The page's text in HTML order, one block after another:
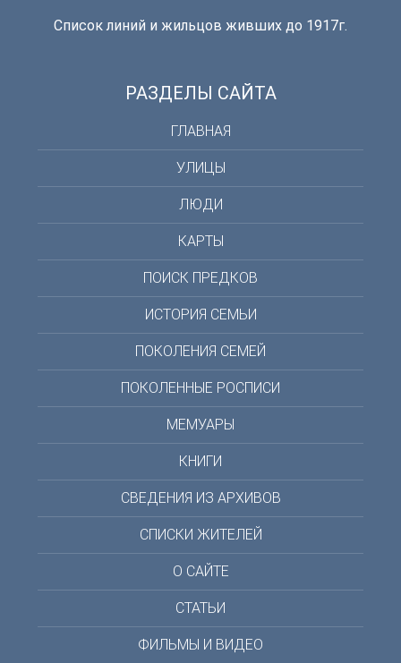
Список линий и жильцов живших до 1917г.
РАЗДЕЛЫ САЙТА
ГЛАВНАЯ
УЛИЦЫ
ЛЮДИ
КАРТЫ
ПОИСК ПРЕДКОВ
ИСТОРИЯ СЕМЬИ
ПОКОЛЕНИЯ СЕМЕЙ
ПОКОЛЕННЫЕ РОСПИСИ
МЕМУАРЫ
КНИГИ
СВЕДЕНИЯ ИЗ АРХИВОВ
СПИСКИ ЖИТЕЛЕЙ
О САЙТЕ
СТАТЬИ
ФИЛЬМЫ И ВИДЕО